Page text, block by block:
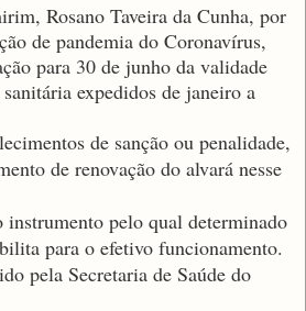
Rosano Taveira da Cunha, por
de pandemia do Coronavírus,
para 30 de junho da validade
expedidos de janeiro a
de sanção ou penalidade,
de renovação do alvará nesse
pelo qual determinado
para o efetivo funcionamento.
pela Secretaria de Saúde do